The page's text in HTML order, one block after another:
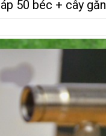
50 béc + cây gắn